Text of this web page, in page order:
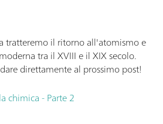
tratteremo il ritorno all'atomismo e
tra il XVIII e il XIX secolo.
direttamente al prossimo post!
chimica - Parte 2